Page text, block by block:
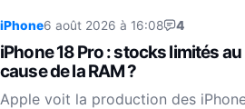
iPhone6 août 2026 à 16:08 4
iPhone 18 Pro : stocks limités
cause de la RAM ?
Apple voit la production des